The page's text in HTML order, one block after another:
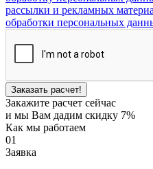
рассылки и рекламных
обработки персональных
Заказать расчет!
Закажите расчет сейчас
и мы Вам дадим скидку 7%
Как мы работаем
01
Заявка